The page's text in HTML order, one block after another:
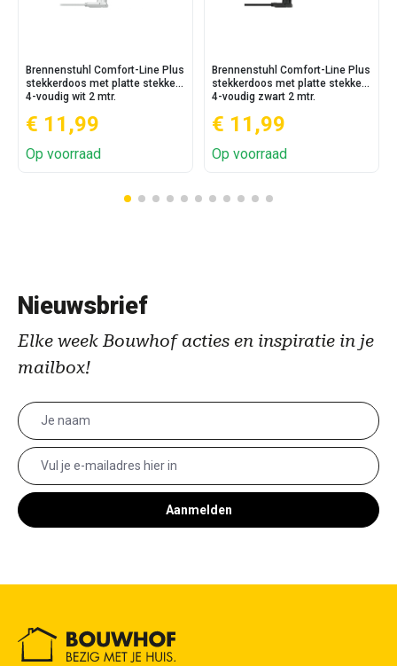
Brennenstuhl Comfort-Line Plus
stekkerdoos met platte stekker
4-voudig wit 2 mtr.
€ 11,99
Op voorraad
Brennenstuhl Comfort-Line Plus
stekkerdoos met platte stekker
4-voudig zwart 2 mtr.
€ 11,99
Op voorraad
Nieuwsbrief
Elke week Bouwhof acties en inspiratie in je
mailbox!
Aanmelden